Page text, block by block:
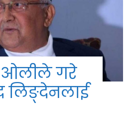
ओलीले गरे
लिङ्देनलाई